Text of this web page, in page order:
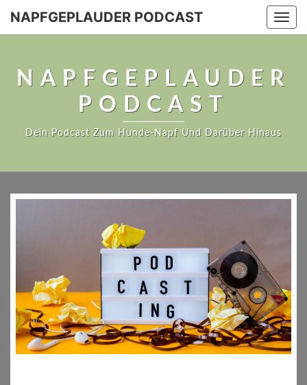
NAPFGEPLAUDER PODCAST
NAPFGEPLAUDER
PODCAST
Dein Podcast Zum Hunde-Napf Und Darüber Hinaus